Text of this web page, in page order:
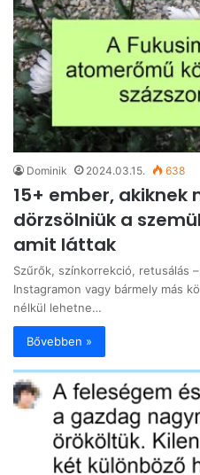
Dominik 2024.03.15. 638
15+ ember, akiknek
dörzsölniük a
amit láttak
Szűrők, színkorrekció, retusálás
Instagramon vagy bármely más
nélkül lehetne…
Bővebben »